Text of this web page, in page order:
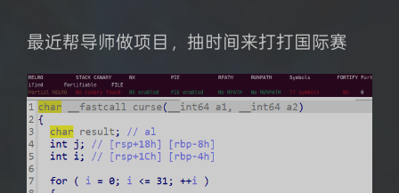
最近帮导师做项目，抽时间来打打国际赛